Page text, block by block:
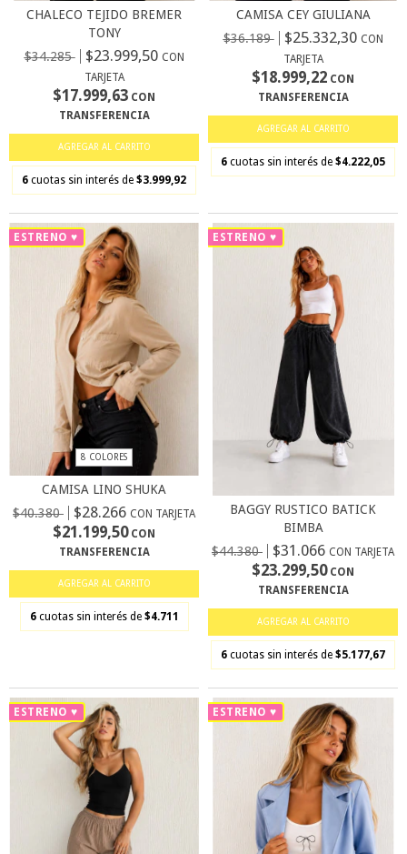
CHALECO TEJIDO BREMER
TONY
$34.285
$23.999,50 CON
TARJETA
$17.999,63 CON
TRANSFERENCIA
AGREGAR AL CARRITO
6 cuotas sin interés de $3.999,92
CAMISA CEY GIULIANA
$36.189
$25.332,30 CON
TARJETA
$18.999,22 CON
TRANSFERENCIA
AGREGAR AL CARRITO
6 cuotas sin interés de $4.222,05
ESTRENO ♥
8 COLORES
CAMISA LINO SHUKA
$40.380
$28.266 CON TARJETA
$21.199,50CON
TRANSFERENCIA
AGREGAR AL CARRITO
6 cuotas sin interés de $4.711
ESTRENO ♥
BAGGY RUSTICO BATICK
BIMBA
$44.380
$31.066 CON TARJETA
$23.299,50CON
TRANSFERENCIA
AGREGAR AL CARRITO
6 cuotas sin interés de $5.177,67
ESTRENO ♥ ESTRENO ♥